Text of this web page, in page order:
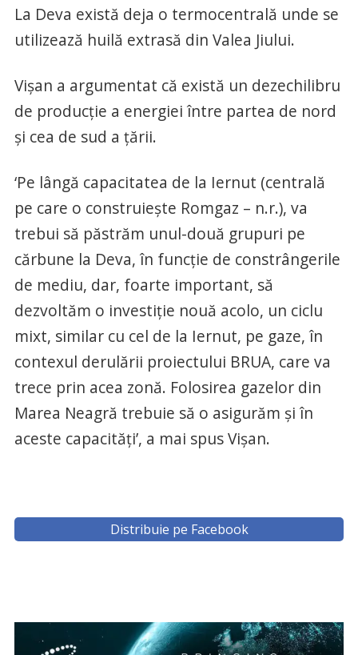
La Deva există deja o termocentrală unde se
utilizează huilă extrasă din Valea Jiului.
Vişan a argumentat că există un dezechilibru
de producţie a energiei între partea de nord
şi cea de sud a ţării.
‘Pe lângă capacitatea de la Iernut (centrală
pe care o construieşte Romgaz – n.r.), va
trebui să păstrăm unul-două grupuri pe
cărbune la Deva, în funcţie de constrângerile
de mediu, dar, foarte important, să
dezvoltăm o investiţie nouă acolo, un ciclu
mixt, similar cu cel de la Iernut, pe gaze, în
contexul derulării proiectului BRUA, care va
trece prin acea zonă. Folosirea gazelor din
Marea Neagră trebuie să o asigurăm şi în
aceste capacităţi’, a mai spus Vişan.
Distribuie pe Facebook